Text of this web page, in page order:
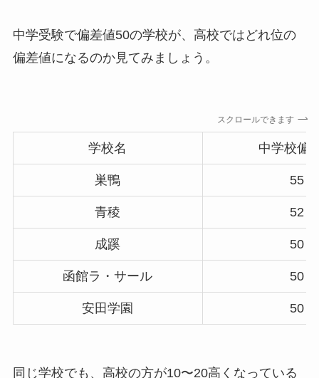
中学受験で偏差値50の学校が、高校ではどれ位の
偏差値になるのか見てみましょう。
スクロールできます
学校名 中学校偏
巣鴨 55
青稜 52
成蹊 50
函館ラ・サール 50
安田学園 50
同じ学校でも、高校の方が10〜20高くなっている